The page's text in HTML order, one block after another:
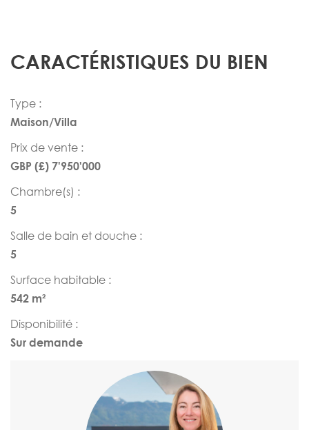
CARACTÉRISTIQUES DU BIEN
Type :
Maison/Villa
Prix de vente :
GBP (£) 7'950'000
Chambre(s) :
5
Salle de bain et douche :
5
Surface habitable :
542 m²
Disponibilité :
Sur demande